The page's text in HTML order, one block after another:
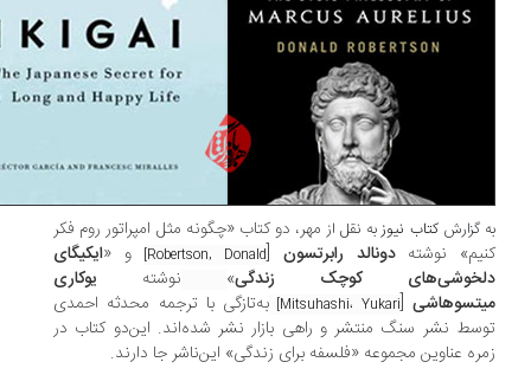
گزارش کتاب نیوز به نقل ازمهر، دو کتاب «چگونه مثل امپراتور روم فکر
نوشته‌ دونالد رابرتسون[
Robertson, Donald]و «ایکیگای
کوچک زندگی
» نوشته‌
[Mitsuhashi، Yukari]
به‌تازگی با ترجمه محدثه احمدی
نشر سنگ منتشر و راهی بازار نشر شده‌اند. این‌دو کتاب در
عناوین مجموعه «فلسفه برای زندگی» این‌ناشر جا دارند.